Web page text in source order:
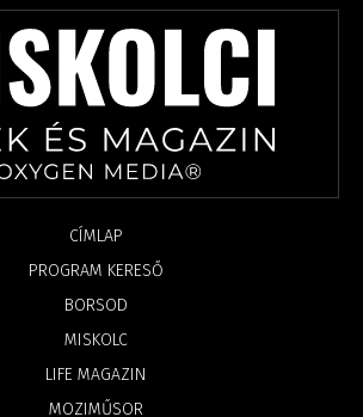
CÍMLAP
PROGRAM KERESŐ
BORSOD
MISKOLC
LIFE MAGAZIN
MOZIMŰSOR